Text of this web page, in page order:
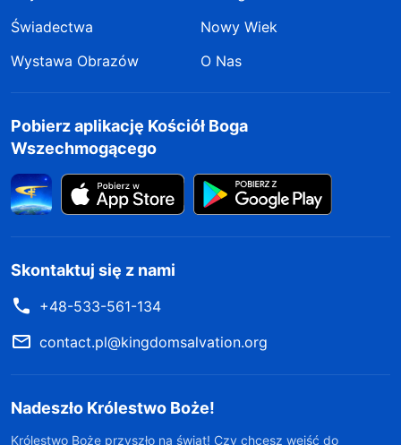
Świadectwa
Nowy Wiek
Wystawa Obrazów
O Nas
Pobierz aplikację Kościół Boga
Wszechmogącego
Skontaktuj się z nami
+48-533-561-134
contact.pl@kingdomsalvation.org
Nadeszło Królestwo Boże!
Królestwo Boże przyszło na świat! Czy chcesz wejść do